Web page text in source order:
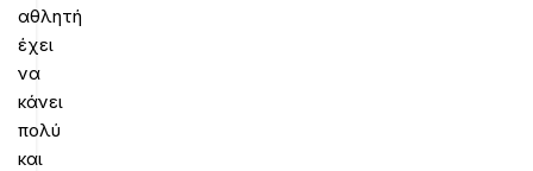
αθλητή
έχει
να
κάνει
πολύ
και